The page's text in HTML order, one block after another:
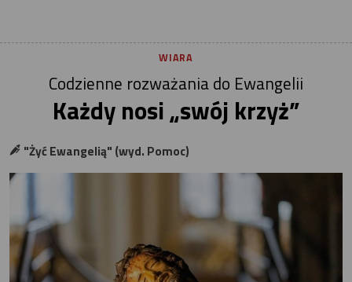
WIARA
Codzienne rozważania do Ewangelii
Każdy nosi „swój krzyż”
"Żyć Ewangelią" (wyd. Pomoc)